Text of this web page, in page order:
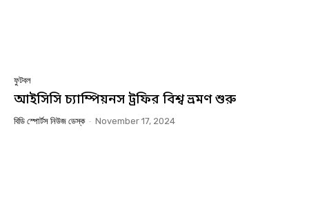
ফুটবল
আইসিসি চ্যাম্পিয়নস ট্রফির বিশ্ব ভ্রমণ শুরু
বিডি স্পোর্টস নিউজ ডেস্ক - November 17, 2024